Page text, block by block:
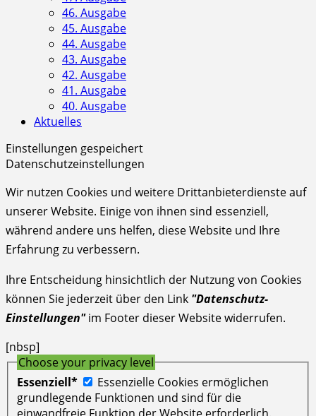
46. Ausgabe
45. Ausgabe
44. Ausgabe
43. Ausgabe
42. Ausgabe
41. Ausgabe
40. Ausgabe
Aktuelles
Einstellungen gespeichert
Datenschutzeinstellungen
Wir nutzen Cookies und weitere Drittanbieterdienste auf
unserer Website. Einige von ihnen sind essenziell,
während andere uns helfen, diese Website und Ihre
Erfahrung zu verbessern.
Ihre Entscheidung hinsichtlich der Nutzung von Cookies
können Sie jederzeit über den Link "Datenschutz-
Einstellungen"im Footer dieser Website widerrufen.
[nbsp]
Choose your privacy level
Essenziell*
Essenzielle Cookies ermöglichen
grundlegende Funktionen und sind für die